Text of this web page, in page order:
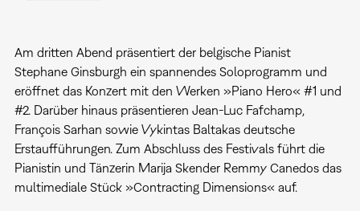
Am dritten Abend präsentiert der belgische Pianist
Stephane Ginsburgh ein spannendes Soloprogramm und
eröffnet das Konzert mit den Werken »Piano Hero« #1 und
#2. Darüber hinaus präsentieren Jean-Luc Fafchamp,
François Sarhan sowie Vykintas Baltakas deutsche
Erstaufführungen. Zum Abschluss des Festivals führt die
Pianistin und Tänzerin Marija Skender Remmy Canedos das
multimediale Stück »Contracting Dimensions« auf.